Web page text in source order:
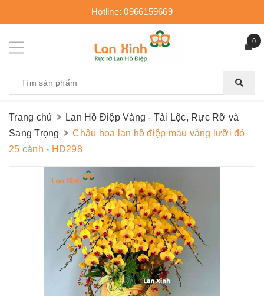
Hotline:0966159669
0
Trang chủ
Lan Hồ Điệp Vàng - Tài Lộc, Rực Rỡ và
Sang Trọng
Chậu hoa lan hồ điệp màu vàng lưỡi đỏ
25 cành - HD298